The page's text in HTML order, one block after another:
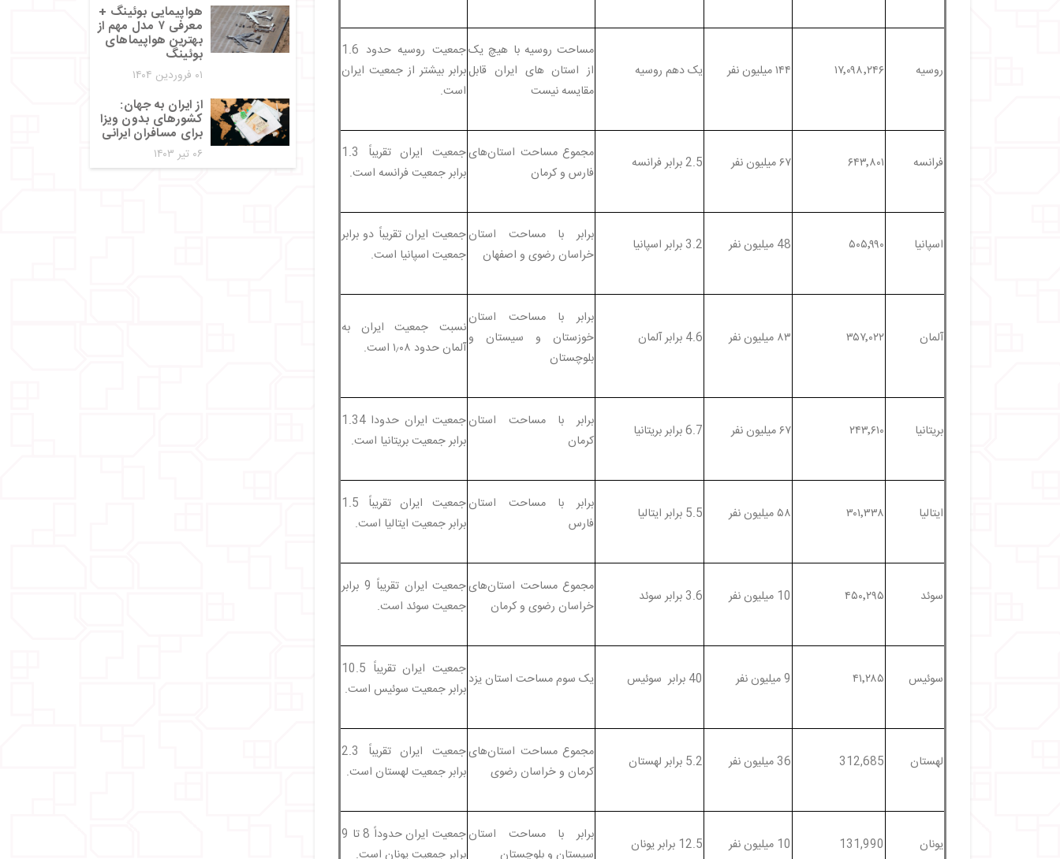
هواپیمایی بوئینگ +
معرفی ۷ مدل مهم از
بهترین هواپیماهای
بوئینگ
۰۱ فروردین ۱۴۰۴
از ایران به جهان:
کشورهای بدون ویزا
برای مسافران ایرانی
۰۶ تیر ۱۴۰۳
روسیه ۱۷٬۰۹۸٬۲۴۶ ۱۴۴ میلیون نفر یک دهم روسیه
مساحت روسیه با هیچ یک
از استان های ایران قابل
مقایسه نیست
جمعیت روسیه حدود 1.6
برابر بیشتر از جمعیت ایران
است.
فرانسه ۶۴۳٬۸۰۱ ۶۷ میلیون نفر 2.5 برابر فرانسه
مجموع مساحت استان‌های
فارس و کرمان
جمعیت ایران تقریباً 1.3
برابر جمعیت فرانسه است.
اسپانیا ۵۰۵٬۹۹۰ 48 میلیون نفر 3.2 برابر اسپانیا
برابر با مساحت استان
خراسان رضوی و اصفهان
جمعیت ایران تقریباً دو برابر
جمعیت اسپانیا است.
آلمان ۳۵۷٬۰۲۲ ۸۳ میلیون نفر 4.6 برابر آلمان
برابر با مساحت استان
خوزستان و سیستان و
بلوچستان
نسبت جمعیت ایران به
آلمان حدود ۱٫۰۸ است.
بریتانیا ۲۴۳٬۶۱۰ ۶۷ میلیون نفر 6.7 برابر بریتانیا
برابر با مساحت استان
کرمان
جمعیت ایران حدودا 1.34
برابر جمعیت بریتانیا است.
ایتالیا ۳۰۱٬۳۳۸ ۵۸ میلیون نفر 5.5 برابر ایتالیا
برابر با مساحت استان
فارس
جمعیت ایران تقریباً 1.5
برابر جمعیت ایتالیا است.
سوئد ۴۵۰٬۲۹۵ 10 میلیون نفر 3.6 برابر سوئد
مجموع مساحت استان‌های
خراسان رضوی و کرمان
جمعیت ایران تقریباً 9 برابر
جمعیت سوئد است.
سوئیس ۴۱٬۲۸۵ 9 میلیون نفر 40 برابر سوئیس یک سوم مساحت استان یزد
جمعیت ایران تقریباً 10.5
برابر جمعیت سوئیس است.
لهستان 312,685 36 میلیون نفر 5.2 برابر لهستان
مجموع مساحت استان‌های
کرمان و خراسان رضوی
جمعیت ایران تقریباً 2.3
برابر جمعیت لهستان است.
یونان 131,990 10 میلیون نفر 12.5 برابر یونان
برابر با مساحت استان
سیستان و بلوچستان
جمعیت ایران حدوداً 8 تا 9
برابر جمعیت یونان است.